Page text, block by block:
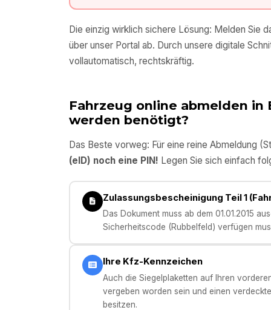
Die einzig wirklich sichere Lösung: Melden Sie
über unser Portal ab. Durch unsere digitale
vollautomatisch, rechtskräftig.
Fahrzeug online abmelden in
werden benötigt?
Das Beste vorweg: Für eine reine Abmeldung
(eID) noch eine PIN! Legen Sie sich einfach
Zulassungsbescheinigung Teil 1
Das Dokument muss ab dem 01.01.2015
Sicherheitscode (Rubbelfeld) verfügen
Ihre Kfz-Kennzeichen
Auch die Siegelplaketten auf Ihren
vergeben worden sein und einen
besitzen.